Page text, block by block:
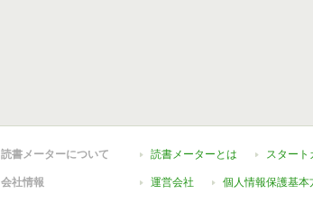
読書メーターについて 読書メーターとは スタート
会社情報 運営会社 個人情報保護基本